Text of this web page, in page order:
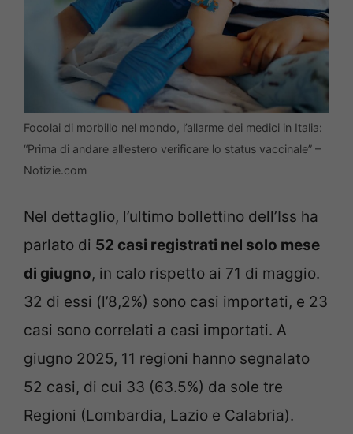
Focolai di morbillo nel mondo, l’allarme dei medici in Italia:
“Prima di andare all’estero verificare lo status vaccinale” –
Notizie.com
Nel dettaglio, l’ultimo bollettino dell’Iss ha
parlato di 52 casi registrati nel solo mese
di giugno, in calo rispetto ai 71 di maggio.
32 di essi (l’8,2%) sono casi importati, e 23
casi sono correlati a casi importati. A
giugno 2025, 11 regioni hanno segnalato
52 casi, di cui 33 (63.5%) da sole tre
Regioni (Lombardia, Lazio e Calabria).